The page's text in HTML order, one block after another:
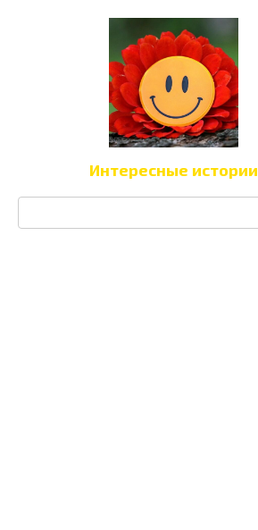
Интересные истории